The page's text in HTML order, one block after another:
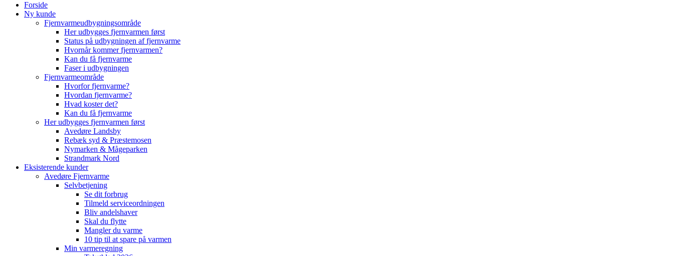
Forside
Ny kunde
Fjernvarmeudbygningsområde
Her udbygges fjernvarmen først
Status på udbygningen af fjernvarme
Hvornår kommer fjernvarmen?
Kan du få fjernvarme
Faser i udbygningen
Fjernvarmeområde
Hvorfor fjernvarme?
Hvordan fjernvarme?
Hvad koster det?
Kan du få fjernvarme
Her udbygges fjernvarmen først
Avedøre Landsby
Rebæk syd & Præstemosen
Nymarken & Mågeparken
Strandmark Nord
Eksisterende kunder
Avedøre Fjernvarme
Selvbetjening
Se dit forbrug
Tilmeld serviceordningen
Bliv andelshaver
Skal du flytte
Mangler du varme
10 tip til at spare på varmen
Min varmeregning